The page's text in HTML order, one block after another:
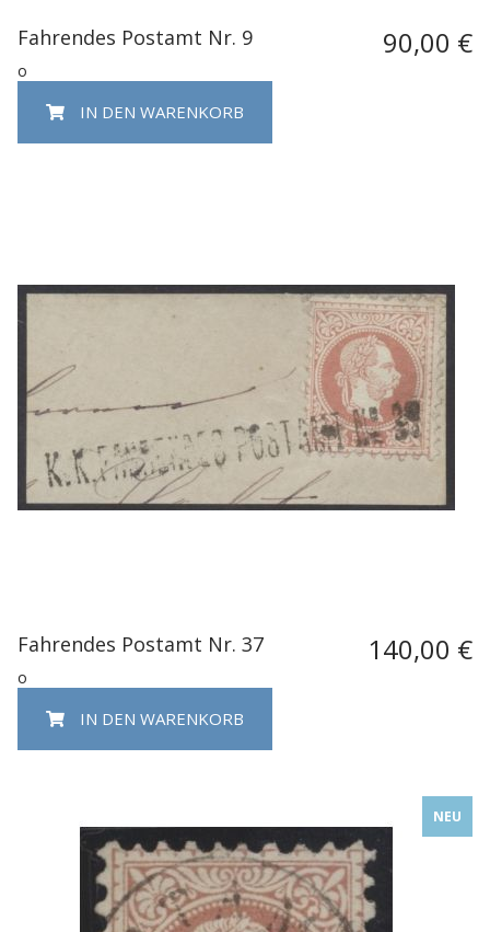
Fahrendes Postamt Nr. 9 90,00 €
o
IN DEN WARENKORB
Fahrendes Postamt Nr. 37 140,00 €
o
IN DEN WARENKORB
NEU